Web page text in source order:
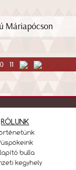
Máriapócson
11
RÓLUNK
bulla
kegyhely